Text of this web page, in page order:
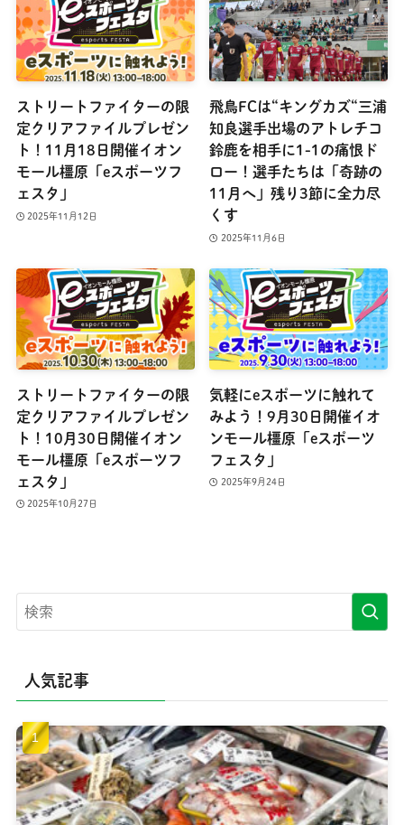
ストリートファイターの限
定クリアファイルプレゼン
ト！11月18日開催イオン
モール橿原「eスポーツフ
ェスタ」
2025年11月12日
飛鳥FCは“キングカズ“三浦
知良選手出場のアトレチコ
鈴鹿を相手に1-1の痛恨ド
ロー！選手たちは「奇跡の
11月へ」残り3節に全力尽
くす
2025年11月6日
ストリートファイターの限
定クリアファイルプレゼン
ト！10月30日開催イオン
モール橿原「eスポーツフ
ェスタ」
2025年10月27日
気軽にeスポーツに触れて
みよう！9月30日開催イオ
ンモール橿原「eスポーツ
フェスタ」
2025年9月24日
人気記事